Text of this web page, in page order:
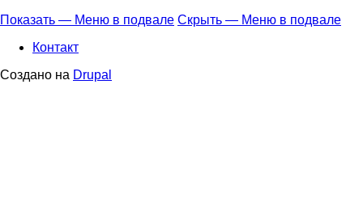
Меню
подвале
Показать — Меню в подвале Скрыть — Меню в подвале
Контакт
Создано на Drupal